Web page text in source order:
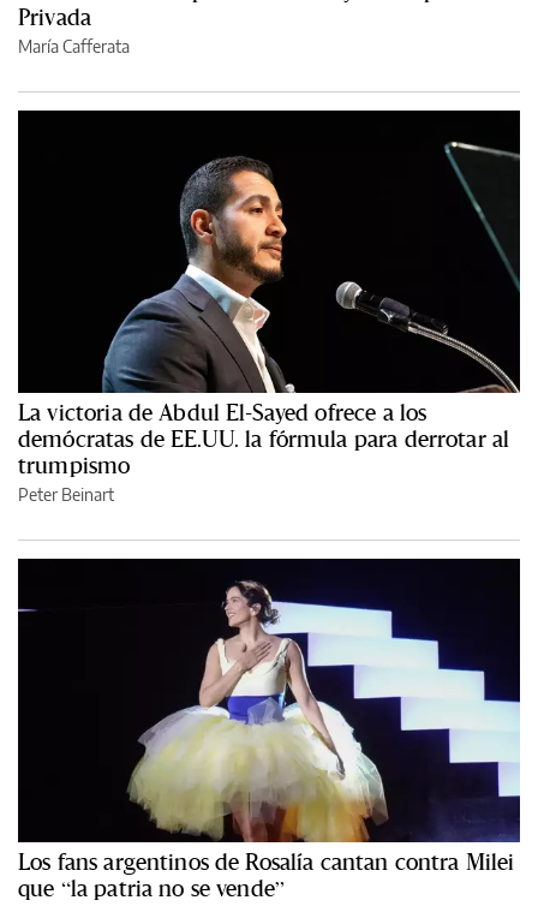
Privada
María Cafferata
La victoria de Abdul El-Sayed ofrece a los
demócratas de EE.UU. la fórmula para derrotar al
trumpismo
Peter Beinart
Los fans argentinos de Rosalía cantan contra Milei
que “la patria no se vende”